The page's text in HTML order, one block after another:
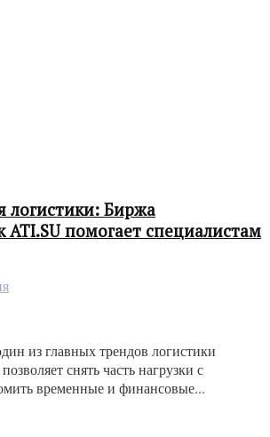
логистики: Биржа
ATI.SU помогает специалистам
из главных трендов логистики
снять часть нагрузки с
временные и финансовые...